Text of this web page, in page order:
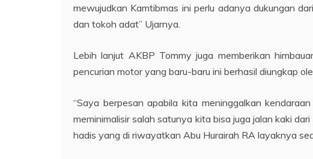
mewujudkan Kamtibmas ini perlu adanya dukungan
dan tokoh adat” Ujarnya.
Lebih lanjut AKBP Tommy juga memberikan
pencurian motor yang baru-baru ini berhasil diungkap
“Saya berpesan apabila kita meninggalkan
meminimalisir salah satunya kita bisa juga jalan kaki
hadis yang di riwayatkan Abu Hurairah RA layaknya